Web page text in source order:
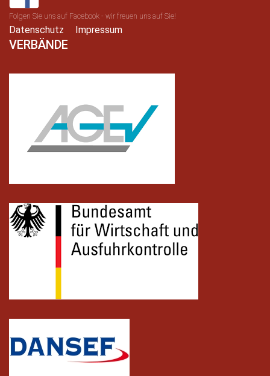
Folgen Sie uns auf Facebook - wir freuen uns auf Sie!
Datenschutz Impressum
VERBÄNDE